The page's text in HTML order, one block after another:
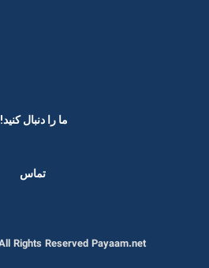
ما را دنبال کنید! ​
تماس
Copyright © 2023, All Rights Reserved Payaam.net